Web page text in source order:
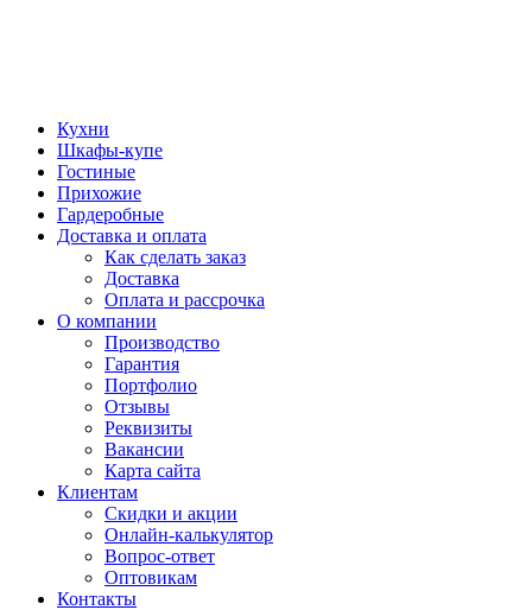
Кухни
Шкафы-купе
Гостиные
Прихожие
Гардеробные
Доставка и оплата
Как сделать заказ
Доставка
Оплата и рассрочка
О компании
Производство
Гарантия
Портфолио
Отзывы
Реквизиты
Вакансии
Карта сайта
Клиентам
Скидки и акции
Онлайн-калькулятор
Вопрос-ответ
Оптовикам
Контакты